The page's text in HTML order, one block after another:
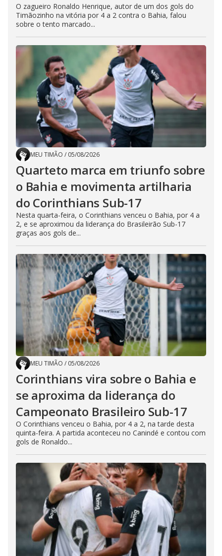
O zagueiro Ronaldo Henrique, autor de um dos gols do
Timãozinho na vitória por 4 a 2 contra o Bahia, falou
sobre o tento marcado...
MEU TIMÃO / 05/08/2026
Quarteto marca em triunfo sobre
o Bahia e movimenta artilharia
do Corinthians Sub-17
Nesta quarta-feira, o Corinthians venceu o Bahia, por 4 a
2, e se aproximou da liderança do Brasileirão Sub-17
graças aos gols de...
MEU TIMÃO / 05/08/2026
Corinthians vira sobre o Bahia e
se aproxima da liderança do
Campeonato Brasileiro Sub-17
O Corinthians venceu o Bahia, por 4 a 2, na tarde desta
quinta-feira. A partida aconteceu no Canindé e contou com
gols de Ronaldo...